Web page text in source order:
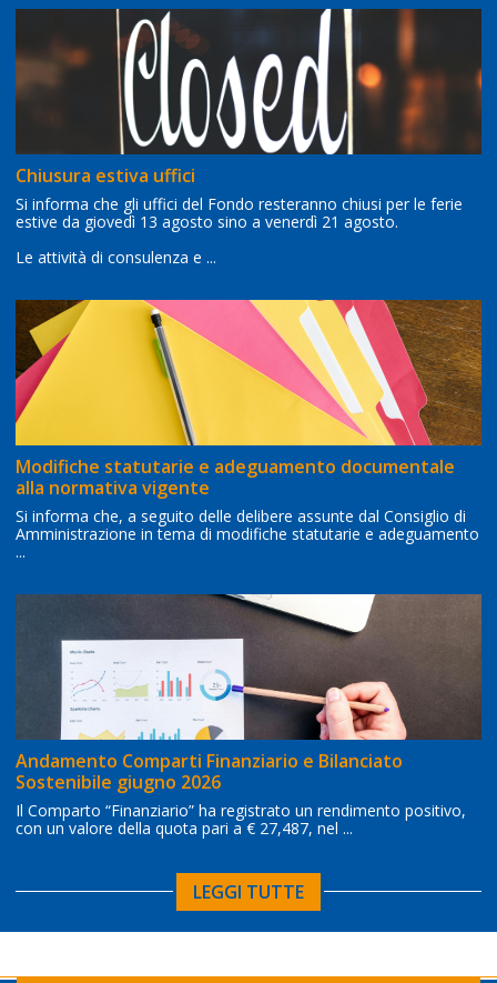
Chiusura estiva uffici
Si informa che gli uffici del Fondo resteranno chiusi per le ferie
estive da giovedì 13 agosto sino a venerdì 21 agosto.
Le attività di consulenza e ...
Modifiche statutarie e adeguamento documentale
alla normativa vigente
Si informa che, a seguito delle delibere assunte dal Consiglio di
Amministrazione in tema di modifiche statutarie e adeguamento
...
Andamento Comparti Finanziario e Bilanciato
Sostenibile giugno 2026
Il Comparto “Finanziario” ha registrato un rendimento positivo,
con un valore della quota pari a € 27,487, nel ...
LEGGI TUTTE